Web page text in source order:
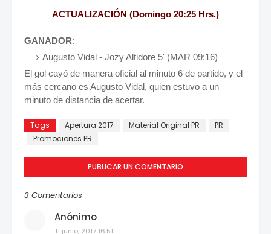
ACTUALIZACIÓN (Domingo 20:25 Hrs.)
GANADOR:
Augusto Vidal - Jozy Altidore 5' (MAR 09:16)
El gol cayó de manera oficial al minuto 6 de partido, y el
más cercano es Augusto Vidal, quien estuvo a un
minuto de distancia de acertar.
Tags Apertura 2017 Material Original PR
PR
Promociones PR
PUBLICAR UN COMENTARIO
3 Comentarios
Anónimo
11 junio, 2017 16:51